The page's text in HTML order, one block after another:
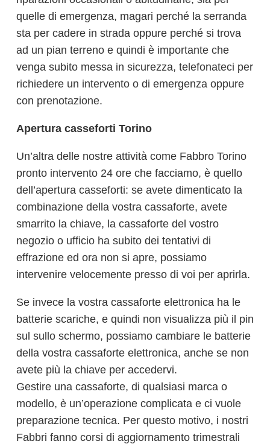
quelle di emergenza, magari perché la serranda
sta per cadere in strada oppure perché si trova
ad un pian terreno e quindi è importante che
venga subito messa in sicurezza, telefonateci per
richiedere un intervento o di emergenza oppure
con prenotazione.
Apertura casseforti Torino
Un’altra delle nostre attività come Fabbro Torino
pronto intervento 24 ore che facciamo, è quello
dell’apertura casseforti: se avete dimenticato la
combinazione della vostra cassaforte, avete
smarrito la chiave, la cassaforte del vostro
negozio o ufficio ha subito dei tentativi di
effrazione ed ora non si apre, possiamo
intervenire velocemente presso di voi per aprirla.
Se invece la vostra cassaforte elettronica ha le
batterie scariche, e quindi non visualizza più il pin
sul sullo schermo, possiamo cambiare le batterie
della vostra cassaforte elettronica, anche se non
avete più la chiave per accedervi.
Gestire una cassaforte, di qualsiasi marca o
modello, è un’operazione complicata e ci vuole
preparazione tecnica. Per questo motivo, i nostri
Fabbri fanno corsi di aggiornamento trimestrali